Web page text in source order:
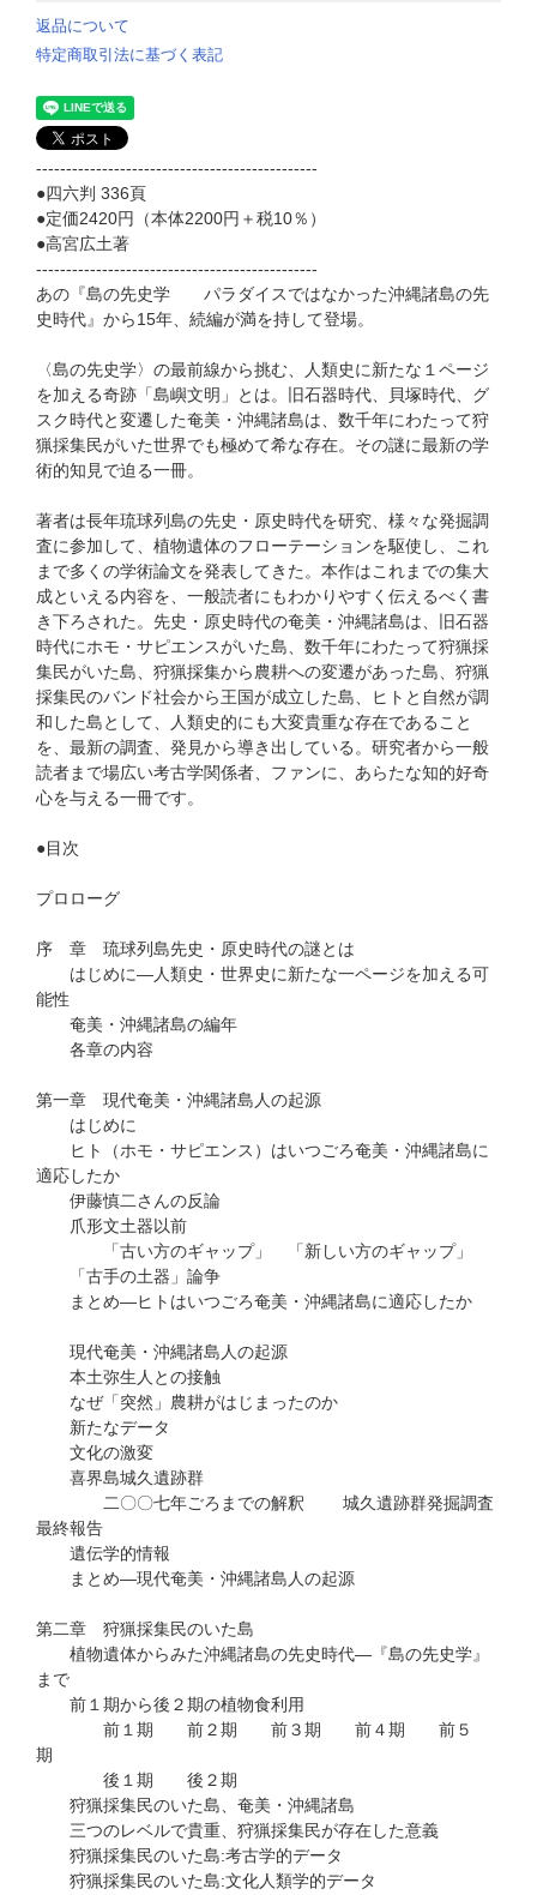
返品について
特定商取引法に基づく表記
-----------------------------------------------
●四六判 336頁
●定価2420円（本体2200円＋税10％）
●高宮広土著
-----------------------------------------------
あの『島の先史学 パラダイスではなかった沖縄諸島の先
史時代』から15年、続編が満を持して登場。
〈島の先史学〉の最前線から挑む、人類史に新たな１ページ
を加える奇跡「島嶼文明」とは。旧石器時代、貝塚時代、グ
スク時代と変遷した奄美・沖縄諸島は、数千年にわたって狩
猟採集民がいた世界でも極めて希な存在。その謎に最新の学
術的知見で迫る一冊。
著者は長年琉球列島の先史・原史時代を研究、様々な発掘調
査に参加して、植物遺体のフローテーションを駆使し、これ
まで多くの学術論文を発表してきた。本作はこれまでの集大
成といえる内容を、一般読者にもわかりやすく伝えるべく書
き下ろされた。先史・原史時代の奄美・沖縄諸島は、旧石器
時代にホモ・サピエンスがいた島、数千年にわたって狩猟採
集民がいた島、狩猟採集から農耕への変遷があった島、狩猟
採集民のバンド社会から王国が成立した島、ヒトと自然が調
和した島として、人類史的にも大変貴重な存在であること
を、最新の調査、発見から導き出している。研究者から一般
読者まで場広い考古学関係者、ファンに、あらたな知的好奇
心を与える一冊です。
●目次
プロローグ
序 章 琉球列島先史・原史時代の謎とは
はじめに―人類史・世界史に新たな一ページを加える可
能性
奄美・沖縄諸島の編年
各章の内容
第一章 現代奄美・沖縄諸島人の起源
はじめに
ヒト（ホモ・サピエンス）はいつごろ奄美・沖縄諸島に
適応したか
伊藤慎二さんの反論
爪形文土器以前
「古い方のギャップ」 「新しい方のギャップ」
「古手の土器」論争
まとめ―ヒトはいつごろ奄美・沖縄諸島に適応したか
現代奄美・沖縄諸島人の起源
本土弥生人との接触
なぜ「突然」農耕がはじまったのか
新たなデータ
文化の激変
喜界島城久遺跡群
二〇〇七年ごろまでの解釈 城久遺跡群発掘調査
最終報告
遺伝学的情報
まとめ―現代奄美・沖縄諸島人の起源
第二章 狩猟採集民のいた島
植物遺体からみた沖縄諸島の先史時代―『島の先史学』
まで
前１期から後２期の植物食利用
前１期 前２期 前３期 前４期 前５
期
後１期 後２期
狩猟採集民のいた島、奄美・沖縄諸島
三つのレベルで貴重、狩猟採集民が存在した意義
狩猟採集民のいた島:考古学的データ
狩猟採集民のいた島:文化人類学的データ